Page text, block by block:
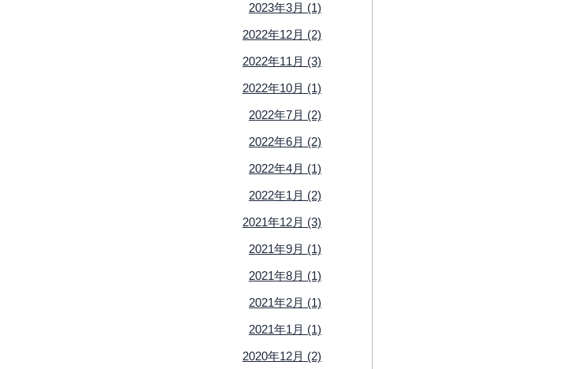
2023年3月 (1)
2022年12月 (2)
2022年11月 (3)
2022年10月 (1)
2022年7月 (2)
2022年6月 (2)
2022年4月 (1)
2022年1月 (2)
2021年12月 (3)
2021年9月 (1)
2021年8月 (1)
2021年2月 (1)
2021年1月 (1)
2020年12月 (2)